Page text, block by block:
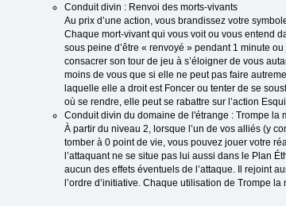
Conduit divin : Renvoi des morts-vivants
Au prix d’une action, vous brandissez votre
Chaque mort-vivant qui vous voit ou vous entend
sous peine d’être « renvoyé » pendant 1 minute
consacrer son tour de jeu à s’éloigner de vous
moins de vous que si elle ne peut pas faire
laquelle elle a droit est Foncer ou tenter de se
où se rendre, elle peut se rabattre sur l’action
Conduit divin du domaine de l'étrange : Trompe la
À partir du niveau 2, lorsque l’un de vos alliés (y
tomber à 0 point de vie, vous pouvez jouer votre
l’attaquant ne se situe pas lui aussi dans le Plan
aucun des effets éventuels de l’attaque. Il rejoint
l’ordre d’initiative. Chaque utilisation de Trompe